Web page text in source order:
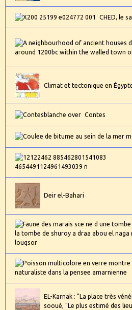
CHED, le
Climat et tectonique en
Contes
Deir el-Bahari
EL-Karnak : "La place très
sooué, "Le plus estimé des